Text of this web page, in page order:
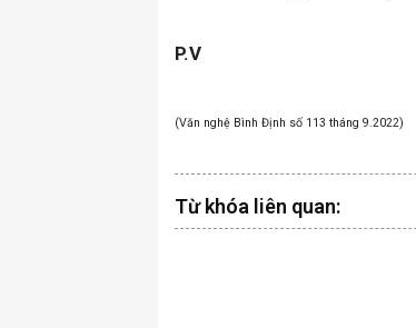
P.V
(Văn nghệ Bình Định số 113 tháng 9.2022)
Từ khóa liên quan: